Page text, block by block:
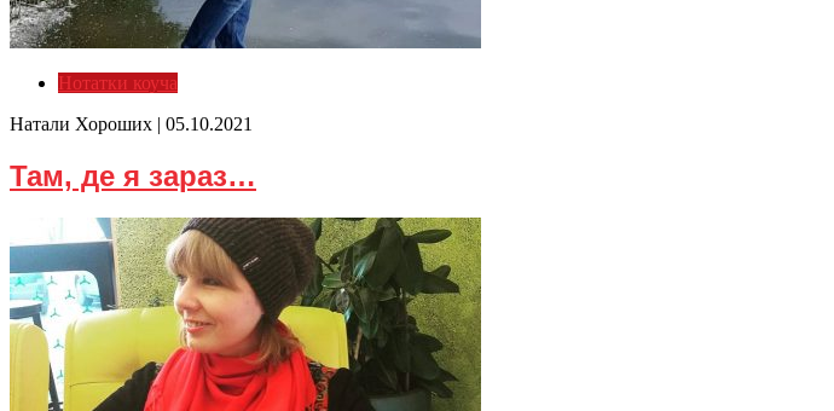
Нотатки коуча
Натали Хороших | 05.10.2021
Там, де я зараз…